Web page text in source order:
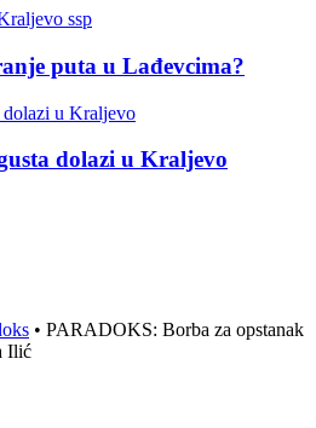
puta u Lađevcima?
dolazi u Kraljevo
• PARADOKS: Borba za opstanak
Ilić